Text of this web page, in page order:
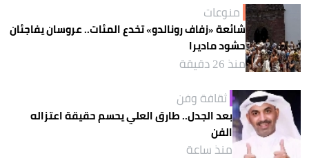
منوعات
شائعة «زفاف رونالدو» تخدع المئات.. عروسان يفاجئان
حشود ماديرا
منذ 26 دقيقة
ثقافة وفن
بعد الجدل.. طارق العلي يحسم حقيقة اعتزاله
الفن
منذ ساعة